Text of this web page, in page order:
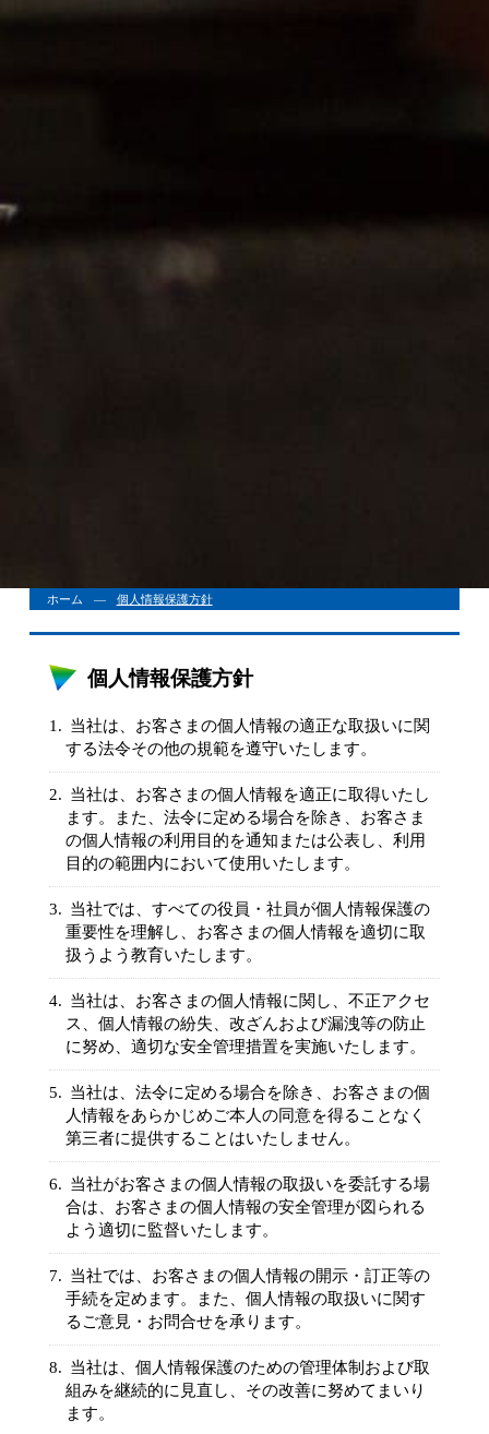
ホーム 個人情報保護方針
個人情報保護方針
当社は、お客さまの個人情報の適正な取扱いに関
する法令その他の規範を遵守いたします。
当社は、お客さまの個人情報を適正に取得いたし
ます。また、法令に定める場合を除き、お客さま
の個人情報の利用目的を通知または公表し、利用
目的の範囲内において使用いたします。
当社では、すべての役員・社員が個人情報保護の
重要性を理解し、お客さまの個人情報を適切に取
扱うよう教育いたします。
当社は、お客さまの個人情報に関し、不正アクセ
ス、個人情報の紛失、改ざんおよび漏洩等の防止
に努め、適切な安全管理措置を実施いたします。
当社は、法令に定める場合を除き、お客さまの個
人情報をあらかじめご本人の同意を得ることなく
第三者に提供することはいたしません。
当社がお客さまの個人情報の取扱いを委託する場
合は、お客さまの個人情報の安全管理が図られる
よう適切に監督いたします。
当社では、お客さまの個人情報の開示・訂正等の
手続を定めます。また、個人情報の取扱いに関す
るご意見・お問合せを承ります。
当社は、個人情報保護のための管理体制および取
組みを継続的に見直し、その改善に努めてまいり
ます。